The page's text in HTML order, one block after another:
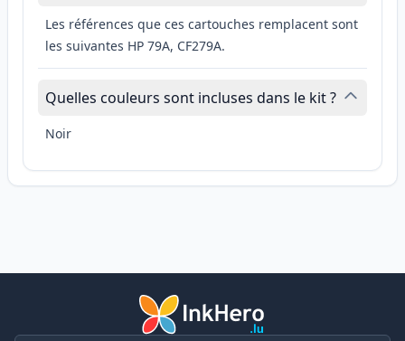
Les références que ces cartouches remplacent sont
les suivantes HP 79A, CF279A.
Quelles couleurs sont incluses dans le kit ?
Noir